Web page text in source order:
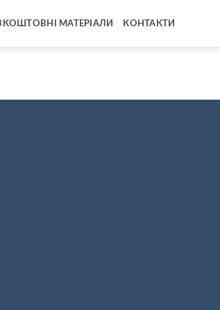
МАТЕРІАЛИ КОНТАКТИ